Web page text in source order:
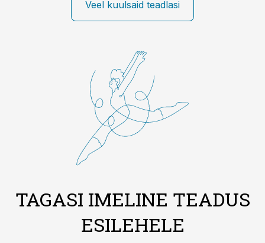
Veel kuulsaid teadlasi
TAGASI IMELINE TEADUS
ESILEHELE